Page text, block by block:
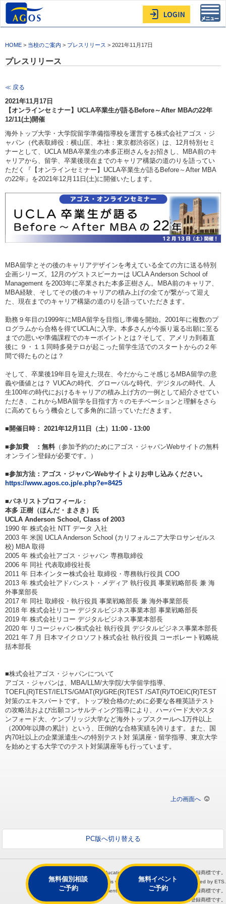
無料個別相談
ご予約
無料イベント
ご予約
HOME > 当校のご案内 > プレスリリース > 2021年11月17日
プレスリリース
≪ 戻る
2021年11月17日
【オンラインセミナー】UCLA卒業生が語るBefore～After MBAの22年
12/11(土)開催
海外トップ大学・大学院留学準備指導校を運営する株式会社アゴス・ジ
ャパン（代表取締役：横山匡、本社：東京都渋谷区）は、12月特別セミ
ナーとして、UCLA MBA卒業生の本多正樹さんをお招きし、MBA前のキ
ャリアから、留学、卒業後現在までのキャリア構築の道のりを語ってい
ただく『【オンラインセミナー】UCLA卒業生が語るBefore～After MBA
の22年』を2021年12月11日(土)に開催いたします。
MBA留学とその後のキャリアデザインを考えている全ての方に送る特別
企画シリーズ。12月のゲストスピーカーは UCLA Anderson School of
Management を2003年に卒業された本多正樹さん。MBA前のキャリア、
MBA経験、そしてその後のキャリアの積み上げの全てが繋がって迎え
た、現在までのキャリア構築の道のりを語っていただきます。
勤務９年目の1999年にMBA留学を目指し準備を開始。2001年に複数のプ
ログラムから合格を得てUCLAに入学。本多さんが今振り返る出願に至る
までの思いや準備課程でのキーポイントとは？そして、アメリカ到着直
後に ９・１１同時多発テロが起こった留学生活でのスタートからの２年
間で得たものとは？
そして、卒業後19年目を迎えた現在、今だからこそ感じるMBA留学の意
義や価値とは？ VUCAの時代、グローバルな時代、デジタルの時代、人
生100年の時代におけるキャリアの積み上げ方の一例として紹介させてい
ただき、これからMBA留学を目指す方々のモチベーションと理解をさら
に高めてもらう機会として多角的に語っていただきます。
■開催日時： 2021年12月11日（土）11:00 - 13:00
■参加費 ：無料（参加予約のためにアゴス・ジャパンWebサイトの無料
オンライン登録が必要です。）
■参加方法：アゴス・ジャパンWebサイトよりお申し込みください。
https://www.agos.co.jp/e.php?e=8425
■パネリストプロフィール：
本多 正樹（ほんだ・まさき）氏
UCLA Anderson School, Class of 2003
1990 年 株式会社 NTT データ 入社
2003 年 米国 UCLA Anderson School (カリフォルニア大学ロサンゼルス
校) MBA 取得
2005 年 株式会社アゴス・ジャパン 専務取締役
2006 年 同社 代表取締役社長
2011 年 日本インター株式会社 取締役・専務執行役員 COO
2013 年 株式会社アドバンスト・メディア 執行役員 事業戦略部長 兼 海
外事業部長
2017 年 同社 取締役・執行役員 事業戦略部長 兼 海外事業部長
2018 年 株式会社リコー デジタルビジネス事業本部 事業戦略部長
2019 年 株式会社リコー デジタルビジネス事業本部長
2020 年 リコージャパン株式会社 執行役員 デジタルビジネス事業本部長
2021 年 7 月 日本マイクロソフト株式会社 執行役員 コーポレート戦略統
括本部長
■株式会社アゴス・ジャパンについて
アゴス・ジャパンは、MBA/LLM/大学院/大学留学指導、
TOEFL(R)TEST/IELTS/GMAT(R)/GRE(R)TEST /SAT(R)/TOEIC(R)TEST
対策のエキスパートです。トップ校合格のために必要な各種英語テスト
の攻略法および出願コンサルティング指導により、ハーバード大やスタ
ンフォード大、ケンブリッジ大学など海外トップスクールへ1万件以上
（2000年以降の累計）という、圧倒的な合格実績を誇ります。また、国
内70社以上の企業派遣生への特別テスト対 策講座・留学指導、東京大学
を始めとする大学でのテスト対策講座等も行っています。
上の画面へ
PC版へ切り替える
TOEFL® GRE® TOEIC®は、Educational Testing Service（ETS）の登録商標です。
This web page is not endorsed or approved by ETS.
GMAT®は、Graduate Management Admission Council（GMAC）の登録商標です。
SAT®は、College Boardの登録商標です。